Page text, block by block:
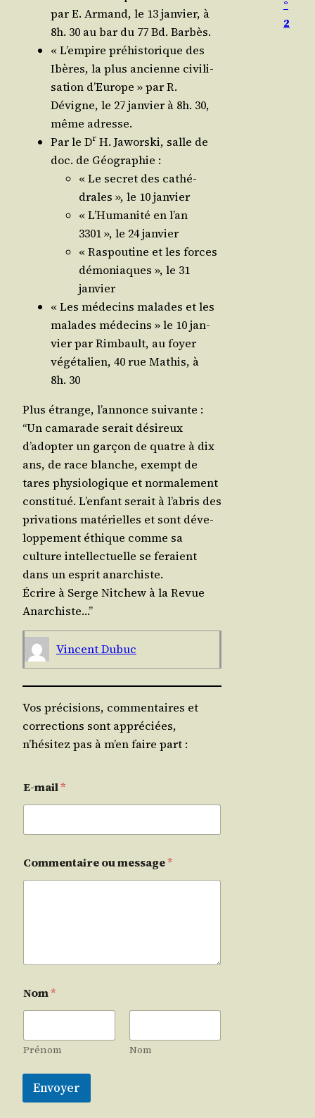
par E. Armand, le 13 jan­vier, à
8h. 30 au bar du 77 Bd. Barbès.
« L’empire pré­his­to­rique des
Ibères, la plus ancienne civi­li­
sa­tion d’Europe » par R.
Dévigne, le 27 jan­vier à 8h. 30,
même adresse.
Par le Dr H. Jawors­ki, salle de
doc. de Géographie :
« Le secret des cathé­
drales », le 10 janvier
« L’Humanité en l’an
3301 », le 24 janvier
« Ras­pou­tine et les forces
démo­niaques », le 31
janvier
« Les méde­cins malades et les
malades méde­cins » le 10 jan­
vier par Rim­bault, au foyer
végé­ta­lien, 40 rue Mathis, à
8h. 30
Plus étrange, l’annonce sui­vante :
“Un cama­rade serait dési­reux
d’adopter un gar­çon de quatre à dix
ans, de race blanche, exempt de
tares phy­sio­lo­gique et nor­ma­le­ment
consti­tué. L’enfant serait à l’abris des
pri­va­tions maté­rielles et sont déve­
lop­pe­ment éthique comme sa
culture intel­lec­tuelle se feraient
dans un esprit anarchiste.
Écrire à Serge Nit­chew à la Revue
Anarchiste…”
Vincent Dubuc
Vos précisions, commentaires et
corrections sont appréciées,
n’hésitez pas à m’en faire part :
E-mail*
Commentaire ou message*
Nom*
Prénom Nom
Envoyer
°
2